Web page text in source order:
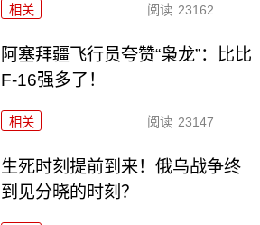
相关 阅读 23162
阿塞拜疆飞行员夸赞“枭龙”：比比
F-16强多了！
相关 阅读 23147
生死时刻提前到来！俄乌战争终
到见分晓的时刻？